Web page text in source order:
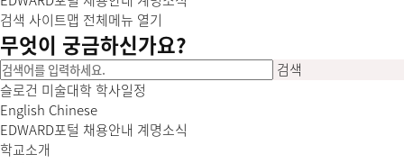
검색 사이트맵 전체메뉴 열기
무엇이 궁금하신가요?
검색
슬로건 미술대학 학사일정
English Chinese
EDWARD포털 채용안내 계명소식
학교소개